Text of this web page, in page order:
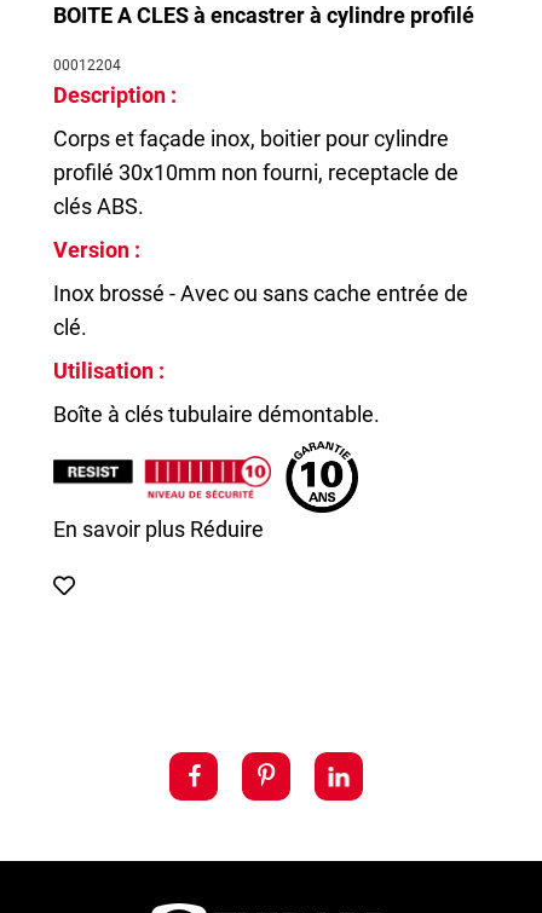
BOITE A CLES à encastrer à cylindre profilé
00012204
Description :
Corps et façade inox, boitier pour cylindre
profilé 30x10mm non fourni, receptacle de
clés ABS.
Version :
Inox brossé - Avec ou sans cache entrée de
clé.
Utilisation :
Boîte à clés tubulaire démontable.
En savoir plus Réduire